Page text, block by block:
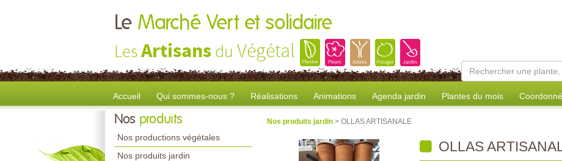
Le Marché Vert et solidaire
LesArtisans du Végétal
Accueil Qui sommes-nous ? Réalisations Animations Agenda jardin Plantes du mois
Nos produits
Nos productions végétales
Nos produits jardin
Nos produits jardin > OLLAS ARTISANALE
OLLAS